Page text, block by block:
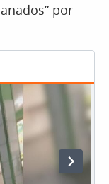
por